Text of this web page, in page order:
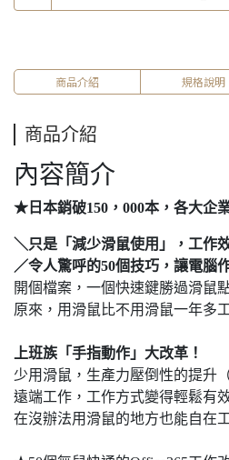
商品介紹 規格說明
商品介紹
內容簡介
★日本銷破150，000本，各大企
＼只是「減少滑鼠使用」，工作
／令人驚呼的50個技巧，讓電腦
開個檔案，一個快速鍵勝過滑鼠
原來，用滑鼠比不用滑鼠一年多
上班族「手指動作」大改革！
少用滑鼠，生產力壓倒性的提升
遠端工作，工作方式變得輕鬆有
在沒辦法用滑鼠的地方也能自在